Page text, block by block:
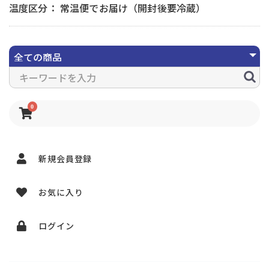
0
新規会員登録
お気に入り
ログイン
温度区分： 常温便でお届け（開封後要冷蔵）